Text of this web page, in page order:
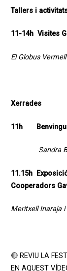
Tallers i
11-14h Visites
El Globus Vermell
Xerrades
11h
Sandra
11.15h
Cooperadors
Meritxell Inaraja
🔴 REVIU LA
EN AQUEST